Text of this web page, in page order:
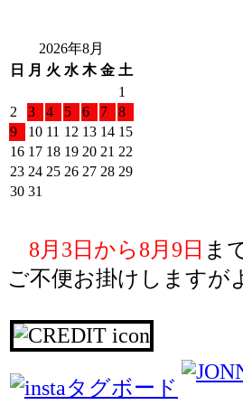
2026年8月
日
月 火 水 木 金 土
1
2
3 4 5 6 7
8
9
10 11 12 13 14 15
16 17 18 19 20 21 22
23 24 25 26 27 28 29
30 31
8月3日から8月9日 ま
ご不便お掛けします